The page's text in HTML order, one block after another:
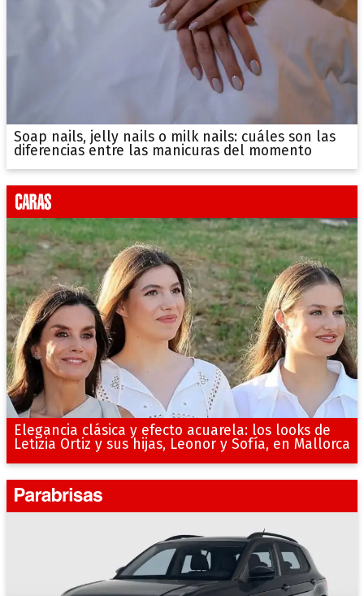
Soap nails, jelly nails o milk nails: cuáles son las
diferencias entre las manicuras del momento
Elegancia clásica y efecto acuarela: los looks de
Letizia Ortiz y sus hijas, Leonor y Sofía, en Mallorca